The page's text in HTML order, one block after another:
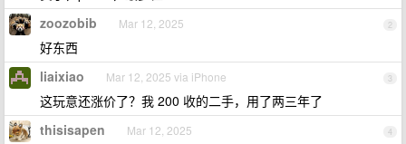
2
zoozobib Mar 12, 2025
好东西
3
liaixiao Mar 12, 2025 via iPhone
这玩意还涨价了？我 200 收的二手，用了两三年了
4
thisisapen Mar 12, 2025